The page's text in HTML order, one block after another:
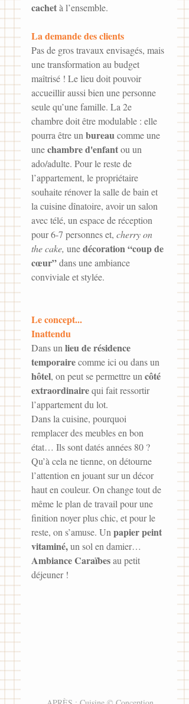
cachet à l’ensemble.
La demande des clients
Pas de gros travaux envisagés, mais
une transformation au budget
maîtrisé ! Le lieu doit pouvoir
accueillir aussi bien une personne
seule qu’une famille. La 2e
chambre doit être modulable : elle
pourra être un bureau comme une
une chambre d'enfant ou un
ado/adulte. Pour le reste de
l’appartement, le propriétaire
souhaite rénover la salle de bain et
la cuisine dînatoire, avoir un salon
avec télé, un espace de réception
pour 6-7 personnes et, cherry on
the cake, une décoration “coup de
cœur” dans une ambiance
conviviale et stylée.
Le concept...
Inattendu
Dans un lieu de résidence
temporaire comme ici ou dans un
hôtel, on peut se permettre un côté
extraordinaire qui fait ressortir
l’appartement du lot.
Dans la cuisine, pourquoi
remplacer des meubles en bon
état… Ils sont datés années 80 ?
Qu’à cela ne tienne, on détourne
l’attention en jouant sur un décor
haut en couleur. On change tout de
même le plan de travail pour une
finition noyer plus chic, et pour le
reste, on s’amuse. Un papier peint
vitaminé, un sol en damier…
Ambiance Caraïbes au petit
déjeuner !